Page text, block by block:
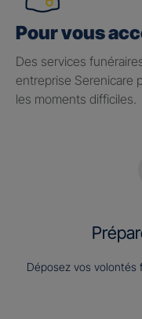
Pour vous
Des services
entreprise Serenicare
les moments difficiles.
Déposez vos volontés